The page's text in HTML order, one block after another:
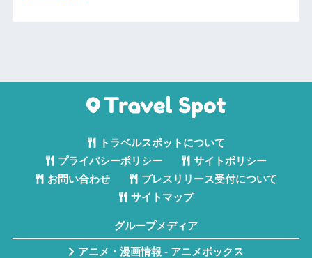
トラベルスポットについて
プライバシーポリシー
サイトポリシー
お問い合わせ
プレスリリース受付について
サイトマップ
グループメディア
アニメ・漫画情報 - アニメボックス